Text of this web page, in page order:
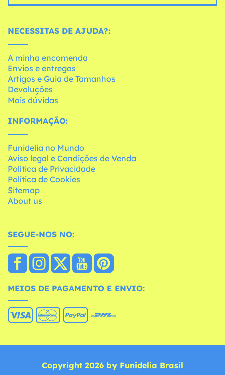
NECESSITAS DE AJUDA?:
A minha encomenda
Envios e entregas
Artigos e Guia de Tamanhos
Devoluções
Mais dúvidas
INFORMAÇÃO:
Funidelia no Mundo
Aviso legal e Condições de Venda
Política de Privacidade
Política de Cookies
Sitemap
About us
SEGUE-NOS NO:
MEIOS DE PAGAMENTO E ENVIO:
Copyright 2026 by Funidelia Brasil